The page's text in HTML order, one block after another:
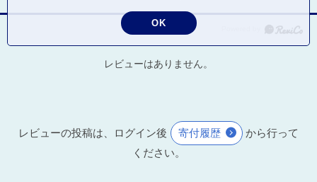
レビューはありません。
レビューの投稿は、ログイン後 寄付履歴
から行って
ください。
OK